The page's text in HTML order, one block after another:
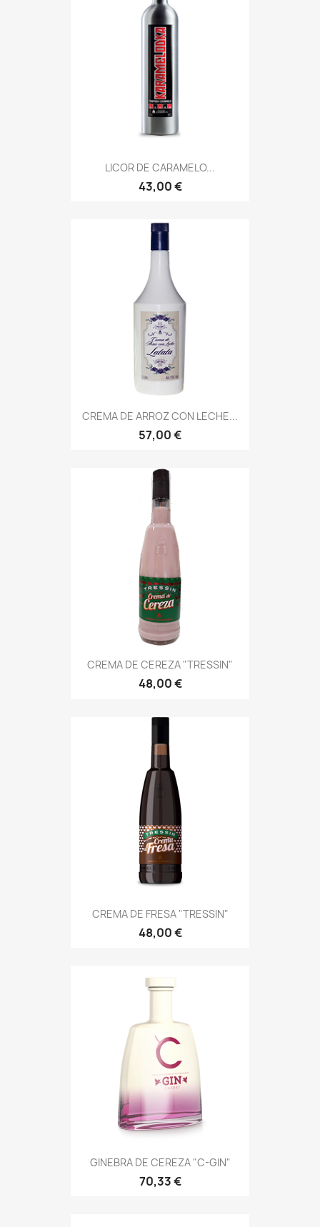
LICOR DE CARAMELO...
43,00 €
CREMA DE ARROZ CON LECHE...
57,00 €
CREMA DE CEREZA "TRESSIN"
48,00 €
CREMA DE FRESA "TRESSIN"
48,00 €
GINEBRA DE CEREZA "C-GIN"
70,33 €